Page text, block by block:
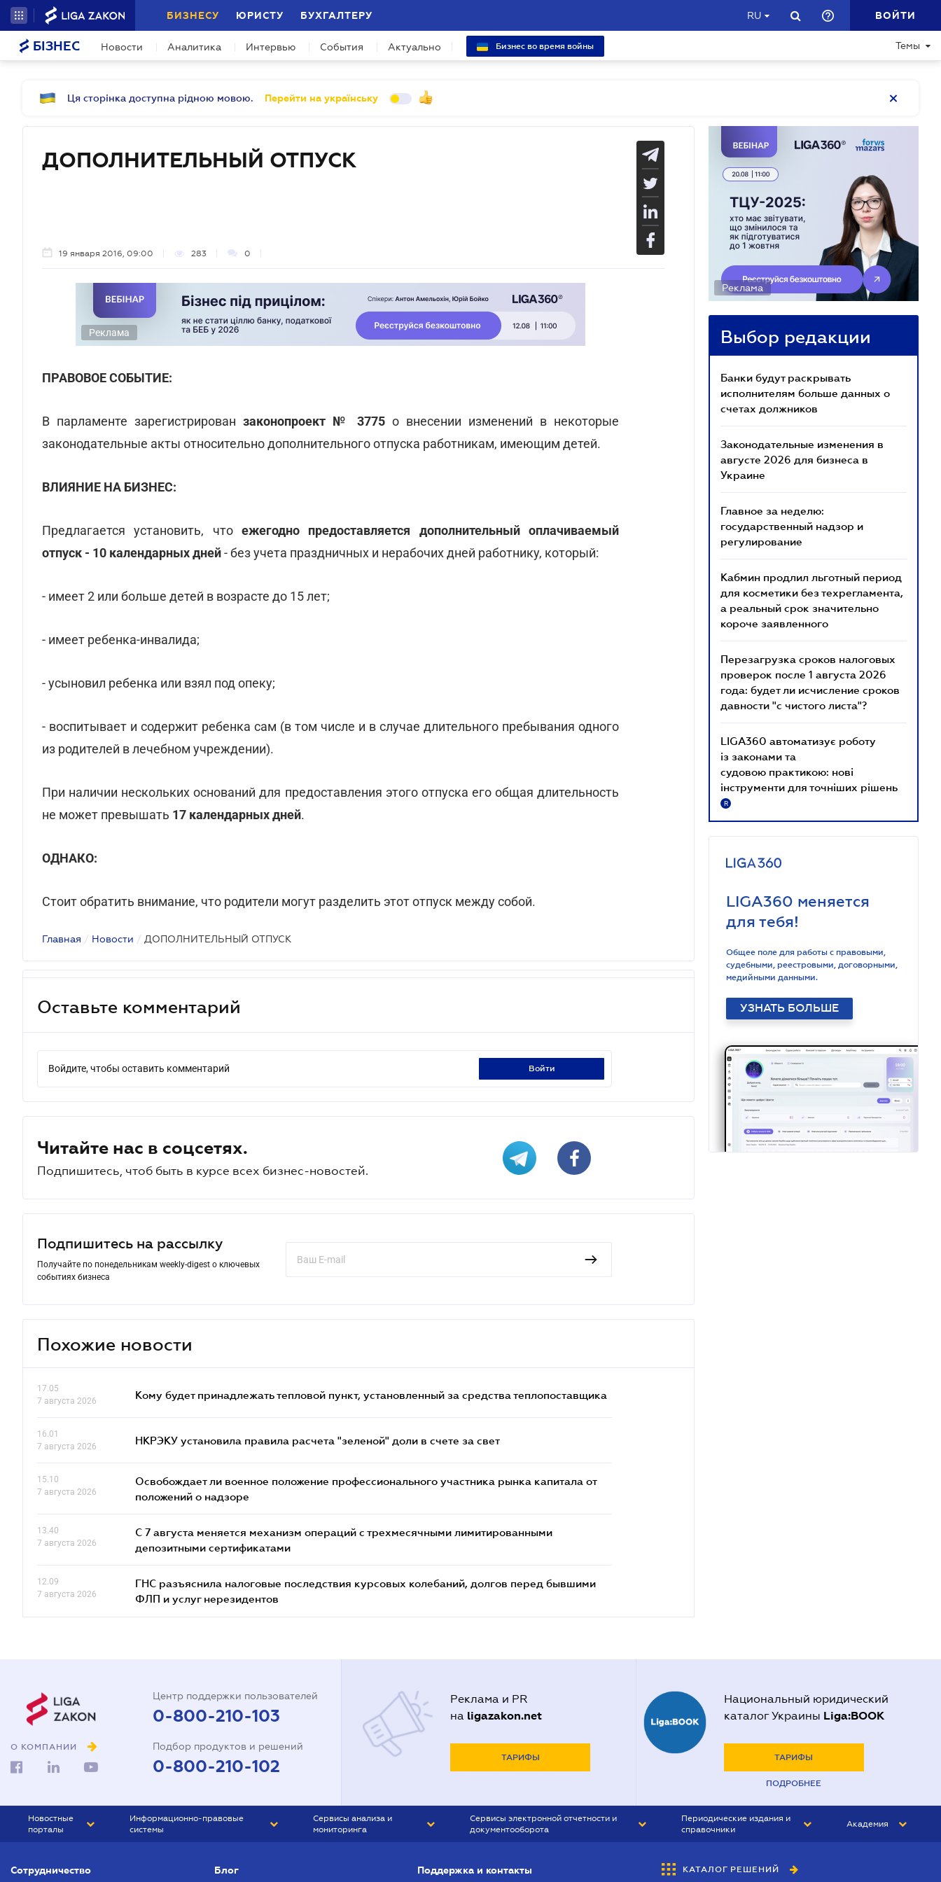
БИЗНЕСУ ЮРИСТУ БУХГАЛТЕРУ RU ВОЙТИ
БІЗНЕС Новости Аналитика Интервью События Актуально Бизнес во время войны Темы
Ця сторінка доступна рідною мовою. Перейти на українську
ДОПОЛНИТЕЛЬНЫЙ ОТПУСК
19 января 2016, 09:00 283 0
Реклама
ПРАВОВОЕ СОБЫТИЕ:
В парламенте зарегистрирован законопроект № 3775о внесении изменений в некоторые
законодательные акты относительно дополнительного отпуска работникам, имеющим детей.
ВЛИЯНИЕ НА БИЗНЕС:
Предлагается установить, что ежегодно предоставляется дополнительный оплачиваемый
отпуск - 10 календарных дней- без учета праздничных и нерабочих дней работнику, который:
- имеет 2 или больше детей в возрасте до 15 лет;
- имеет ребенка-инвалида;
- усыновил ребенка или взял под опеку;
- воспитывает и содержит ребенка сам (в том числе и в случае длительного пребывания одного
из родителей в лечебном учреждении).
При наличии нескольких оснований для предоставления этого отпуска его общая длительность
не может превышать 17 календарных дней.
ОДНАКО:
Стоит обратить внимание, что родители могут разделить этот отпуск между собой.
Главная / Новости / ДОПОЛНИТЕЛЬНЫЙ ОТПУСК
Оставьте комментарий
Войдите, чтобы оставить комментарий войти
Читайте нас в соцсетях.
Подпишитесь, чтоб быть в курсе всех бизнес-новостей.
Подпишитесь на рассылку
Получайте по понедельникам weekly-digest о ключевых
событиях бизнеса
Похожие новости
17.05
7 августа 2026
Кому будет принадлежать тепловой пункт, установленный за средства теплопоставщика
16.01
7 августа 2026
НКРЭКУ установила правила расчета "зеленой" доли в счете за свет
15.10
7 августа 2026
Освобождает ли военное положение профессионального участника рынка капитала от
положений о надзоре
13.40
7 августа 2026
С 7 августа меняется механизм операций с трехмесячными лимитированными
депозитными сертификатами
12.09
7 августа 2026
ГНС разъяснила налоговые последствия курсовых колебаний, долгов перед бывшими
ФЛП и услуг нерезидентов
Реклама
Выбор редакции
Банки будут раскрывать
исполнителям больше данных о
счетах должников
Законодательные изменения в
августе 2026 для бизнеса в
Украине
Главное за неделю:
государственный надзор и
регулирование
Кабмин продлил льготный период
для косметики без техрегламента,
а реальный срок значительно
короче заявленного
Перезагрузка сроков налоговых
проверок после 1 августа 2026
года: будет ли исчисление сроков
давности "с чистого листа"?
LIGA360 автоматизує роботу
із законами та
судовою практикою: нові
інструменти для точніших рішень
R
LIGA360 меняется
для тебя!
Общее поле для работы с правовыми,
судебными, реестровыми, договорными,
медийными данными.
УЗНАТЬ БОЛЬШЕ
О КОМПАНИИ
Центр поддержки пользователей
0-800-210-103
Подбор продуктов и решений
0-800-210-102
Реклама и PR
на ligazakon.net
ТАРИФЫ
Национальный юридический
каталог Украины Liga:BOOK
ТАРИФЫ
ПОДРОБНЕЕ
Новостные
порталы
БИЗНЕС
Информационно-правовые
системы
Сервисы анализа и
мониторинга
Сервисы электронной отчетности и
документооборота
Периодические издания и
справочники
БУХГАЛТЕР&ЗАКОН
Академия
Сотрудничество Блог Поддержка и контакты КАТАЛОГ РЕШЕНИЙ